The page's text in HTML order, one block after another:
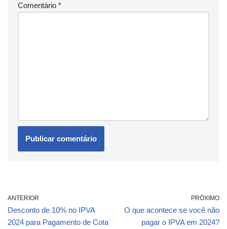
Comentário *
ANTERIOR
Desconto de 10% no IPVA
2024 para Pagamento de Cota
PRÓXIMO
O que acontece se você não
pagar o IPVA em 2024?